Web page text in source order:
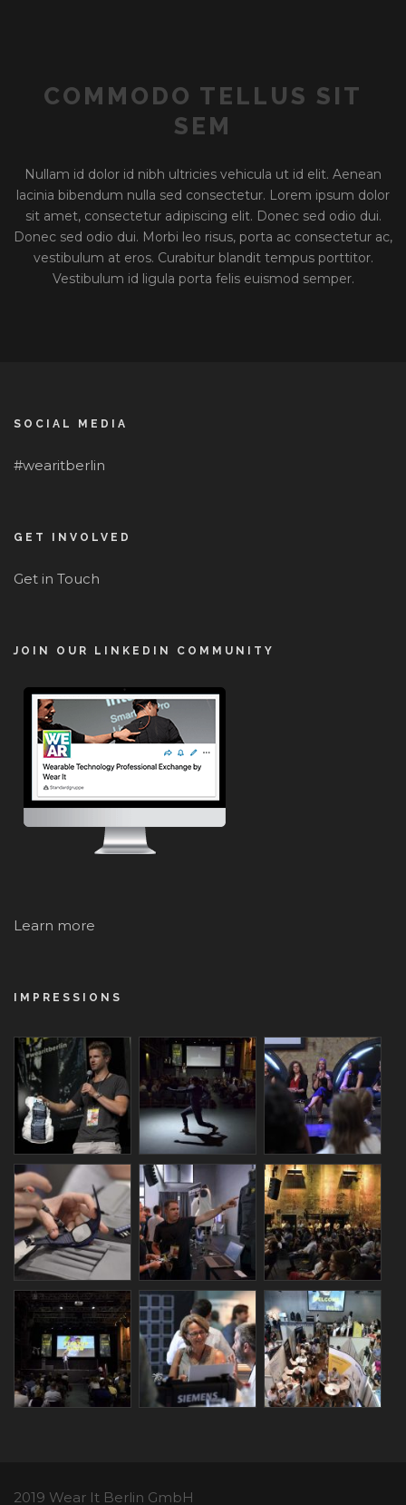
COMMODO TELLUS SIT
SEM
Nullam id dolor id nibh ultricies vehicula ut id elit. Aenean
lacinia bibendum nulla sed consectetur. Lorem ipsum dolor
sit amet, consectetur adipiscing elit. Donec sed odio dui.
Donec sed odio dui. Morbi leo risus, porta ac consectetur ac,
vestibulum at eros. Curabitur blandit tempus porttitor.
Vestibulum id ligula porta felis euismod semper.
SOCIAL MEDIA
#wearitberlin
GET INVOLVED
Get in Touch
JOIN OUR LINKEDIN COMMUNITY
Learn more
IMPRESSIONS
2019 Wear It Berlin GmbH